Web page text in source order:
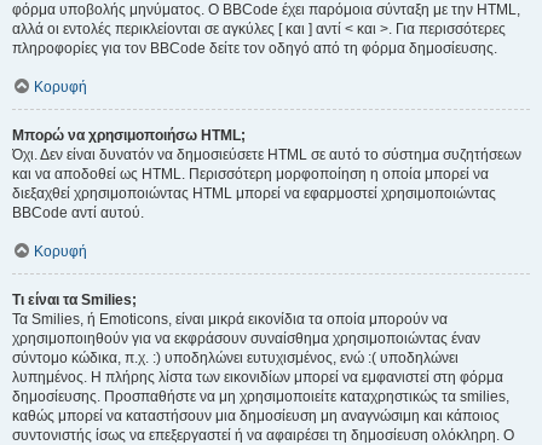
φόρμα υποβολής μηνύματος. Ο BBCode έχει παρόμοια σύνταξη με την HTML,
αλλά οι εντολές περικλείονται σε αγκύλες [ και ] αντί < και >. Για περισσότερες
πληροφορίες για τον BBCode δείτε τον οδηγό από τη φόρμα δημοσίευσης.
Κορυφή
Μπορώ να χρησιμοποιήσω HTML;
Όχι. Δεν είναι δυνατόν να δημοσιεύσετε HTML σε αυτό το σύστημα συζητήσεων
και να αποδοθεί ως HTML. Περισσότερη μορφοποίηση η οποία μπορεί να
διεξαχθεί χρησιμοποιώντας HTML μπορεί να εφαρμοστεί χρησιμοποιώντας
BBCode αντί αυτού.
Κορυφή
Τι είναι τα Smilies;
Τα Smilies, ή Emoticons, είναι μικρά εικονίδια τα οποία μπορούν να
χρησιμοποιηθούν για να εκφράσουν συναίσθημα χρησιμοποιώντας έναν
σύντομο κώδικα, π.χ. :) υποδηλώνει ευτυχισμένος, ενώ :( υποδηλώνει
λυπημένος. Η πλήρης λίστα των εικονιδίων μπορεί να εμφανιστεί στη φόρμα
δημοσίευσης. Προσπαθήστε να μη χρησιμοποιείτε καταχρηστικώς τα smilies,
καθώς μπορεί να καταστήσουν μια δημοσίευση μη αναγνώσιμη και κάποιος
συντονιστής ίσως να επεξεργαστεί ή να αφαιρέσει τη δημοσίευση ολόκληρη. Ο